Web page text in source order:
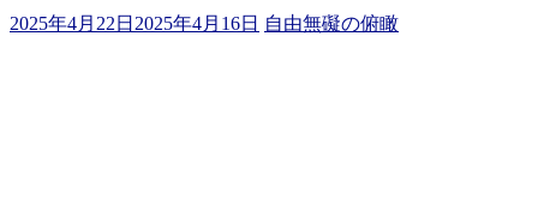
2025年4月22日 2025年4月16日 自由無礙の俯瞰